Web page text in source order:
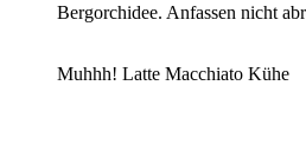
Bergorchidee. Anfassen nicht
Muhhh! Latte Macchiato Kühe